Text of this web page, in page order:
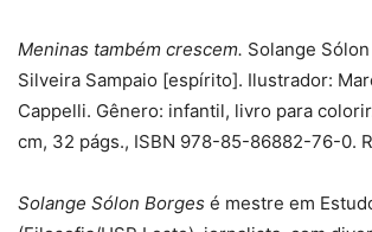
Meninas também crescem. Solange
Silveira Sampaio [espírito]. Ilustrador:
Cappelli. Gênero: infantil, livro para
cm, 32 págs., ISBN 978-85-86882-76-0.
Solange Sólon Borges é mestre em